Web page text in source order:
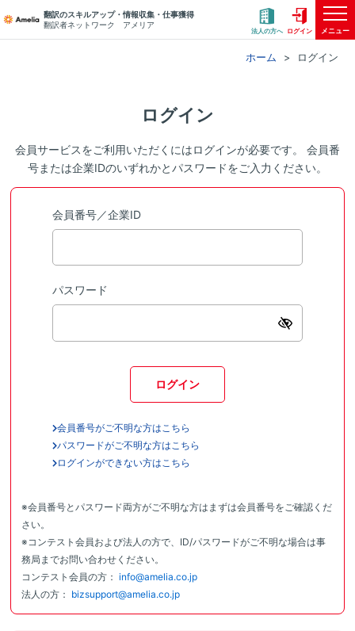
翻訳のスキルアップ・情報収集・仕事獲得
翻訳者ネットワーク アメリア
法人の方へ ログイン メニュー
ホーム ログイン
ログイン
会員サービスをご利用いただくにはログインが必要です。 会員番
号または企業IDのいずれかとパスワードをご入力ください。
会員番号／企業ID
パスワード
ログイン
会員番号がご不明な方はこちら
パスワードがご不明な方はこちら
ログインができない方はこちら
※会員番号とパスワード両方がご不明な方はまずは会員番号をご確認くだ
さい。
※コンテスト会員および法人の方で、ID/パスワードがご不明な場合は事
務局までお問い合わせください。
コンテスト会員の方： info@amelia.co.jp
法人の方： bizsupport@amelia.co.jp